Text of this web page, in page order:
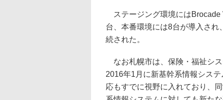
ステージング環境にはBrocade
台、本番環境には8台が導入さ
続された。
なお札幌市は、保険・福祉シス
2016年1月に新基幹系情報シス
応もすでに視野に入れており、